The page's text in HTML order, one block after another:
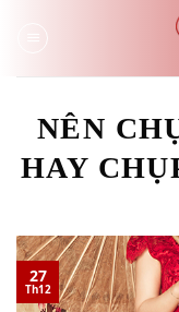
NÊN
HAY
27
Th12